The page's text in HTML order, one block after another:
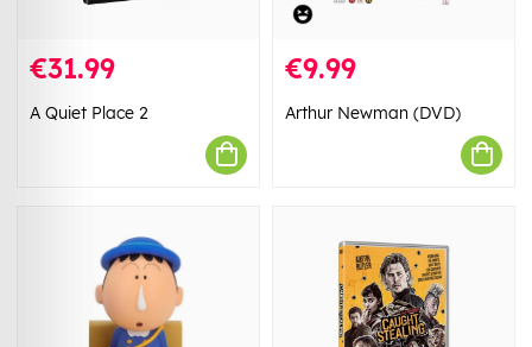
€31.99
A Quiet Place 2
€9.99
Arthur Newman (DVD)